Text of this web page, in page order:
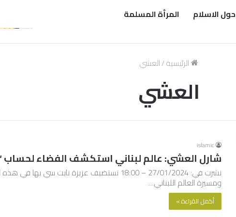
حول الاسلام المرأة المسلمة
الرئيسية/العشي
العشي
islamic
شارل العشي: عالم لبناني استكشف الفضاء لحساب
نشرت في: 27/01/2024 – 18:00 تستضيف عزيزة نايت
ومسيرة العالم اللبناني…
أكمل القراءة »